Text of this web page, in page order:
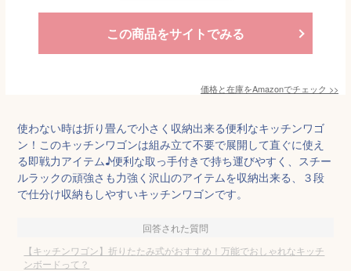
この商品をサイトでみる
価格と在庫をAmazonでチェック >>
使わない時は折り畳んで小さく収納出来る便利なキッチンワゴ
ン！このキッチンワゴンは組み立て不要で展開して直ぐに使え
る即戦力アイテム♪便利な取っ手付きで持ち運びやすく、スチー
ルラックの頑強さも力強く沢山のアイテムを収納出来る、３段
で仕分け収納もしやすいキッチンワゴンです。
回答された質問
【キッチンワゴン】折りたたみ式がおすすめ！万能でおしゃれなキッチ
ンボードって？